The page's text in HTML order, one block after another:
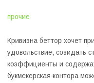
прочие
Кривизна беттор хочет
удовольствие, созидать
коэффициенты и
букмекерская контора